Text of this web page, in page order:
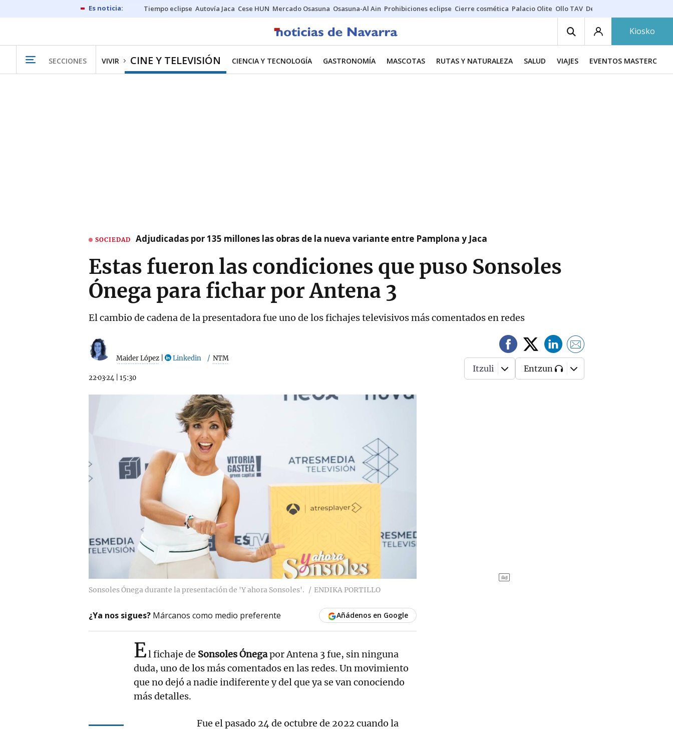
Tiempo eclipse Autovía Jaca Cese HUN Mercado Osasuna Osasuna-Al Ain Prohibiciones eclipse Cierre cosmética Palacio Olite Ollo TAV Derrama vecinos
Kiosko
SECCIONES VIVIR CINE Y TELEVISIÓN CIENCIA Y TECNOLOGÍA GASTRONOMÍA MASCOTAS RUTAS Y NATURALEZA SALUD VIAJES EVENTOS MASTERCHEF
SOCIEDAD Adjudicadas por 135 millones las obras de la nueva variante entre Pamplona y Jaca
Estas fueron las condiciones que puso Sonsoles
Ónega para fichar por Antena 3
El cambio de cadena de la presentadora fue uno de los fichajes televisivos más comentados en redes
Maider López Linkedin NTM
22·03·24 15:30
Itzuli Entzun
Sonsoles Ónega durante la presentación de 'Y ahora Sonsoles'. ENDIKA PORTILLO
¿Ya nos sigues? Márcanos como medio preferente Añádenos en Google
El fichaje de Sonsoles Ónegapor Antena 3 fue, sin ninguna
duda, uno de los más comentados en las redes. Un movimiento
que no dejó a nadie indiferente y del que ya se van conociendo
más detalles.
Fue el pasado 24 de octubre de 2022 cuando la